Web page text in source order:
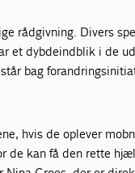
rådgivning. Divers
et dybdeindblik i de
bag
hvis de oplever
de kan få den rette